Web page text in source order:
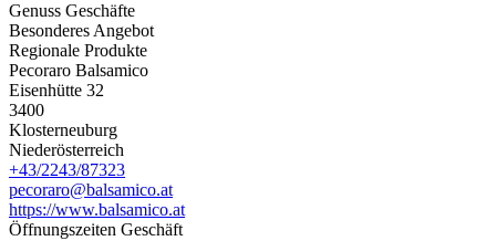
Genuss Geschäfte
Besonderes Angebot
Regionale Produkte
Pecoraro Balsamico
Eisenhütte 32
3400
Klosterneuburg
Niederösterreich
+43/2243/87323
pecoraro@balsamico.at
https://www.balsamico.at
Öffnungszeiten Geschäft